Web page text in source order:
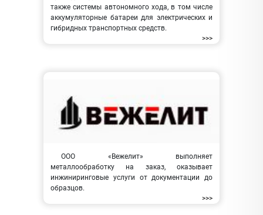
также системы автономного хода, в том числе
аккумуляторные батареи для электрических и
гибридных транспортных средств.
>>>
ООО «Вежелит» выполняет
металлообработку на заказ, оказывает
инжиниринговые услуги от документации до
образцов.
>>>